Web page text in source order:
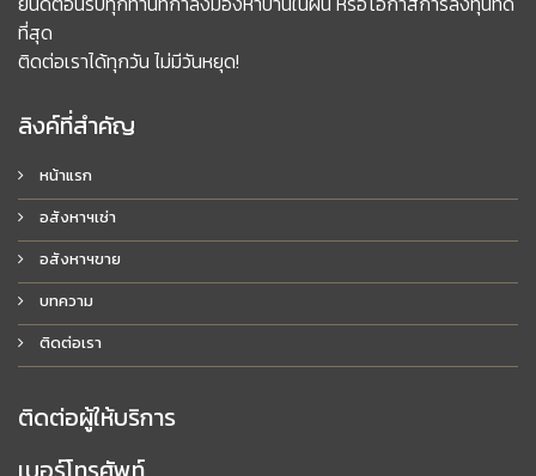
ที่สุด
ติดต่อเราได้ทุกวัน ไม่มีวันหยุด!
ลิงค์ที่สำคัญ
หน้าแรก
อสังหาฯเช่า
อสังหาฯขาย
บทความ
ติดต่อเรา
ติดต่อผู้ให้บริการ